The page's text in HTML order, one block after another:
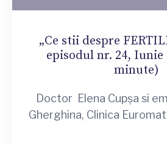
„Ce stii despre
episodul nr. 24, Iunie
minute)
Doctor Elena Cupșa si
Gherghina, Clinica